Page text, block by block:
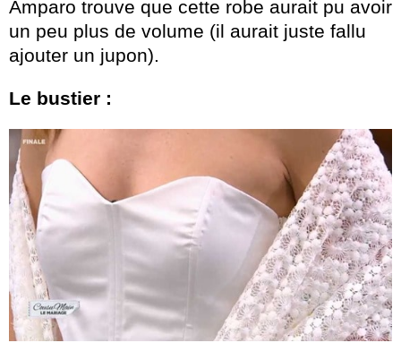
Amparo trouve que cette robe aurait pu avoir
un peu plus de volume (il aurait juste fallu
ajouter un jupon).
Le bustier :